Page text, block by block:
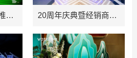
成都活动策划公司推荐：戒欺本草年度人物盛典&领航赋能大会 20周年庆典暨经销商大会